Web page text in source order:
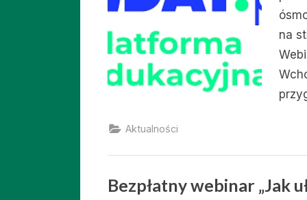
na
Aktualności
Bezpłatny webinar „Jak